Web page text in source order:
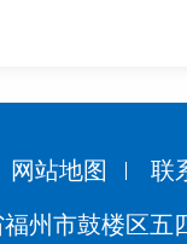
网站地图 联
州市鼓楼区五